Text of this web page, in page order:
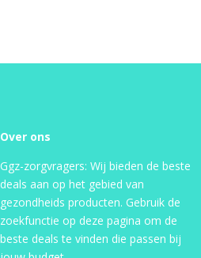
Over ons
Ggz-zorgvragers: Wij bieden de beste
deals aan op het gebied van
gezondheids producten. Gebruik de
zoekfunctie op deze pagina om de
beste deals te vinden die passen bij